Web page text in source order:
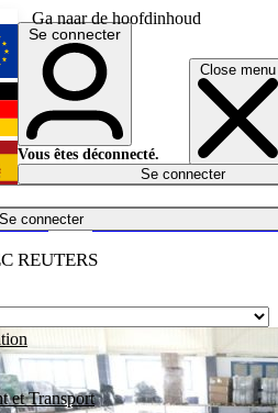
Ga naar de hoofdinhoud
Close menu
Se connecter
et Transport
English
Deutsch
Español
Se connecter
Vous êtes déconnecté.
Se connecter
REUTERS